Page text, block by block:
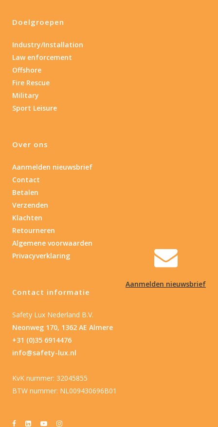
Aanmelden nieuwsbrief
Doelgroepen
Industry/Installation
Law enforcement
Offshore
Fire Rescue
Military
Sport Leisure
Over ons
Aanmelden nieuwsbrief
Contact
Betalen
Verzenden
Klachten
Retourneren
Algemene voorwaarden
Privacyverklaring
Contact informatie
Safety Lux Nederland B.V.
Neonweg 170, 1362 AE Almere
+31 (0)35 6914476
info@safety-lux.nl
KvK nummer: 32045855
BTW nummer: NL009430696B01